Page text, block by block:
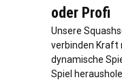
oder Profi
Unsere
verbinden Kraft
dynamische
Spiel